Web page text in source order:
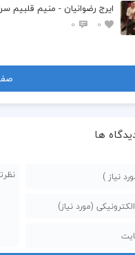
ایرج رضوانیان - منیم قلبیم
0
0
ها